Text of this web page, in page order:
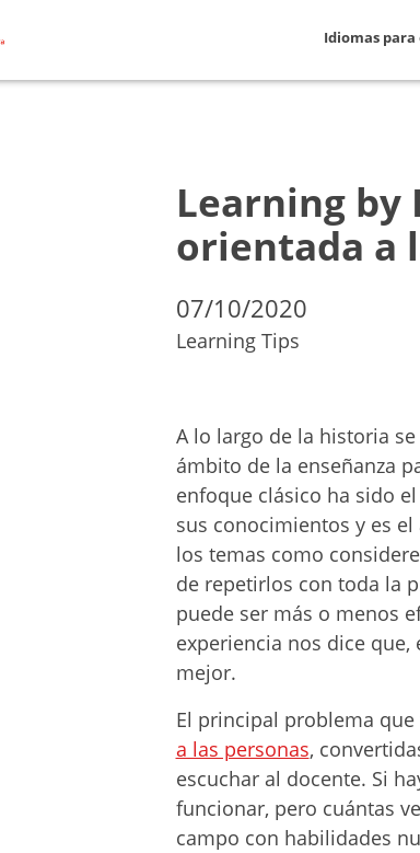
Idiomas para
Learning by
orientada a
07/10/2020
Learning Tips
A lo largo de la historia
ámbito de la enseñanza
enfoque clásico ha sido
sus conocimientos y es
los temas como
de repetirlos con toda la
puede ser más o menos
experiencia nos dice
mejor.
El principal problema
a las personas,
escuchar al docente. Si
funcionar, pero cuántas
campo con habilidades